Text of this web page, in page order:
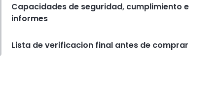
Capacidades de seguridad, cumplimiento e
informes
Lista de verificacion final antes de comprar